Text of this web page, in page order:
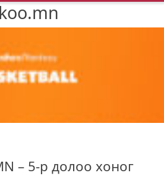
– 5-р долоо хоног